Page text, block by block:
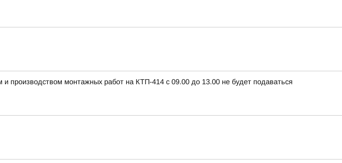
производством монтажных работ на КТП-414 с 09.00 до 13.00 не будет подаваться